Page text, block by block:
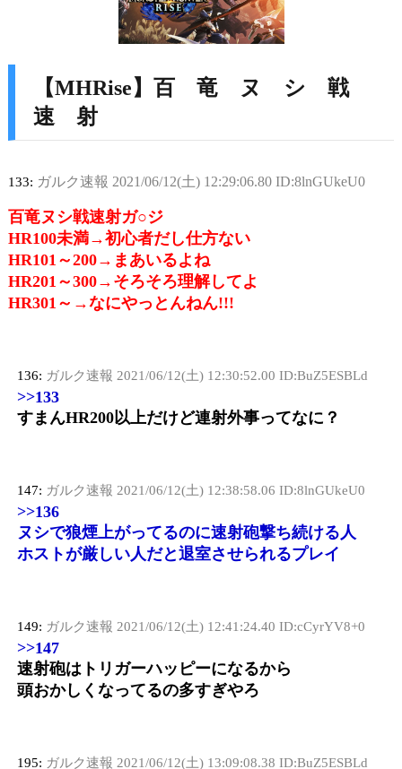
【MHRise】百 竜 ヌ シ 戦
速 射
133: ガルク速報 2021/06/12(土) 12:29:06.80 ID:8lnGUkeU0
百竜ヌシ戦速射ガ○ジ
HR100未満→初心者だし仕方ない
HR101～200→まあいるよね
HR201～300→そろそろ理解してよ
HR301～→なにやっとんねん!!!
136: ガルク速報 2021/06/12(土) 12:30:52.00 ID:BuZ5ESBLd
>>133
すまんHR200以上だけど連射外事ってなに？
147: ガルク速報 2021/06/12(土) 12:38:58.06 ID:8lnGUkeU0
>>136
ヌシで狼煙上がってるのに速射砲撃ち続ける人
ホストが厳しい人だと退室させられるプレイ
149: ガルク速報 2021/06/12(土) 12:41:24.40 ID:cCyrYV8+0
>>147
速射砲はトリガーハッピーになるから
頭おかしくなってるの多すぎやろ
195: ガルク速報 2021/06/12(土) 13:09:08.38 ID:BuZ5ESBLd